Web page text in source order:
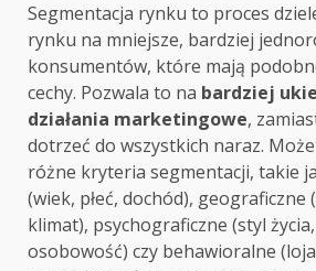
Segmentacja rynku to proces
rynku na mniejsze, bardziej
konsumentów, które mają
cechy. Pozwala to na bardziej
działania marketingowe,
dotrzeć do wszystkich naraz.
różne kryteria segmentacji, takie
(wiek, płeć, dochód),
klimat), psychograficzne (styl
osobowość) czy behawioralne